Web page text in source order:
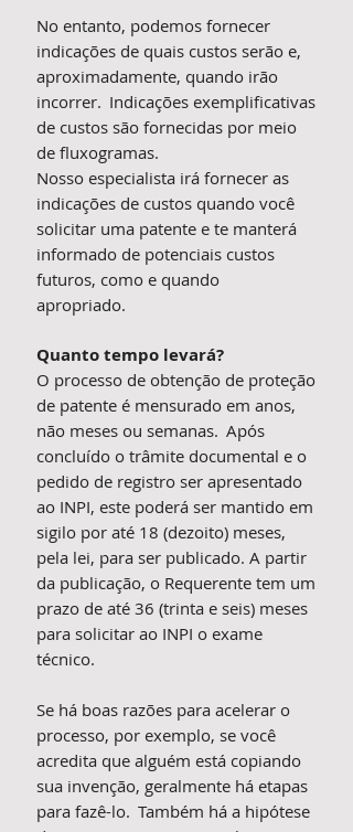
No entanto, podemos fornecer
indicações de quais custos serão e,
aproximadamente, quando irão
incorrer. Indicações exemplificativas
de custos são fornecidas por meio
de fluxogramas.
Nosso especialista irá fornecer as
indicações de custos quando você
solicitar uma patente e te manterá
informado de potenciais custos
futuros, como e quando
apropriado.
Quanto tempo levará?
O processo de obtenção de proteção
de patente é mensurado em anos,
não meses ou semanas. Após
concluído o trâmite documental e o
pedido de registro ser apresentado
ao INPI, este poderá ser mantido em
sigilo por até 18 (dezoito) meses,
pela lei, para ser publicado. A partir
da publicação, o Requerente tem um
prazo de até 36 (trinta e seis) meses
para solicitar ao INPI o exame
técnico.
Se há boas razões para acelerar o
processo, por exemplo, se você
acredita que alguém está copiando
sua invenção, geralmente há etapas
para fazê-lo. Também há a hipótese